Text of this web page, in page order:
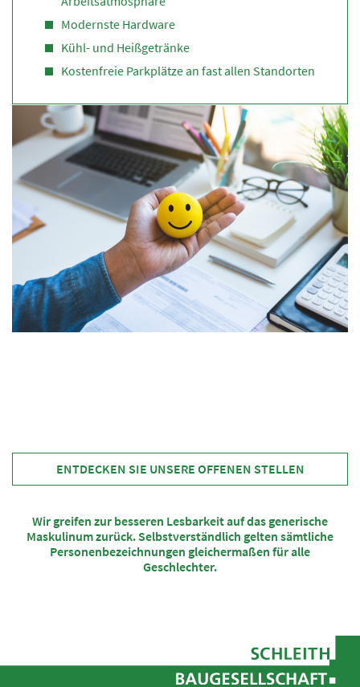
Modernste Hardware
Kühl- und Heißgetränke
Kostenfreie Parkplätze an fast allen Standorten
ENTDECKEN SIE UNSERE OFFENEN STELLEN
Wir greifen zur besseren Lesbarkeit auf das generische
Maskulinum zurück. Selbstverständlich gelten sämtliche
Personenbezeichnungen gleichermaßen für alle
Geschlechter.